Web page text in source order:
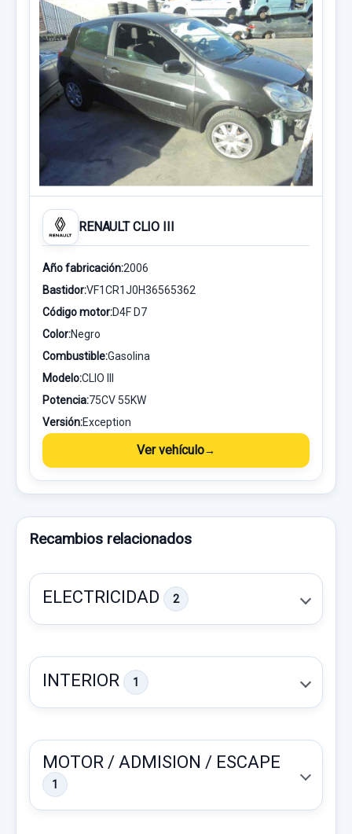
RENAULT CLIO III
Año fabricación:2006
Bastidor:VF1CR1J0H36565362
Código motor:D4F D7
Color:Negro
Combustible:Gasolina
Modelo:CLIO III
Potencia:75CV 55KW
Versión:Exception
Ver vehículo
Recambios relacionados
ELECTRICIDAD 2
INTERIOR 1
MOTOR / ADMISION / ESCAPE
1